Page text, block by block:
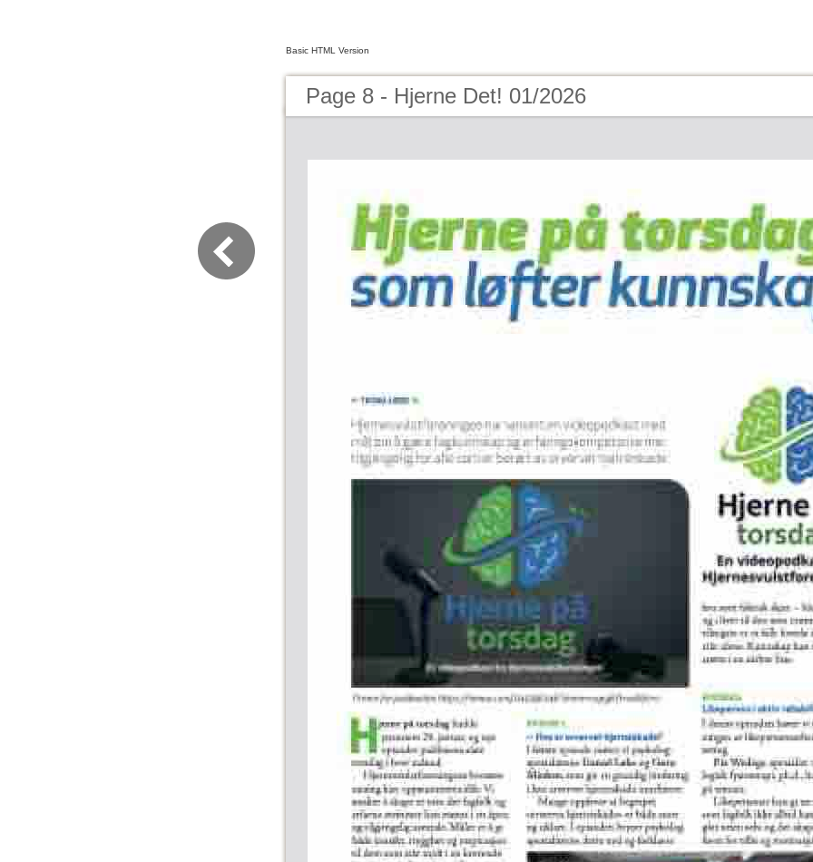
Basic HTML Version
Page 8 - Hjerne Det! 01/2026